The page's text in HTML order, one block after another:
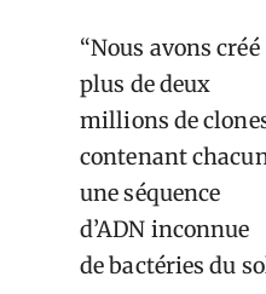
Nous avons créé
plus de deux
millions de
contenant
une séquence
d’ADN inconnue
de bactéries du